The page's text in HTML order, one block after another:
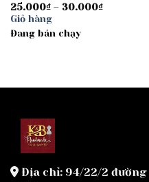
25.000₫ – 30.000₫Khoảng
Giỏ hàng
Đang bán chạy
Địa chỉ: 94/22/2 đường